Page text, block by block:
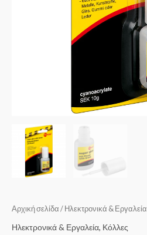
Αρχική σελίδα / Ηλεκτρονικά & Εργαλεία
Ηλεκτρονικά & Εργαλεία, Κόλλες